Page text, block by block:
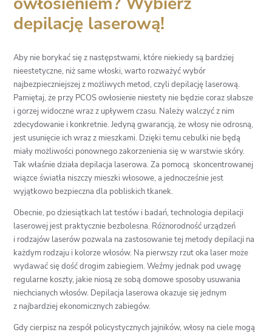
depilację laserową!
Aby nie borykać się z następstwami, które niekiedy są bardziej
nieestetyczne, niż same włoski, warto rozważyć wybór
najbezpieczniejszej z możliwych metod, czyli depilację laserową.
Pamiętaj, że przy PCOS owłosienie niestety nie będzie coraz słabsze
i gorzej widoczne wraz z upływem czasu. Należy walczyć z nim
zdecydowanie i konkretnie. Jedyną gwarancją, że włosy nie odrosną,
jest usunięcie ich wraz z mieszkami. Dzięki temu cebulki nie będą
miały możliwości ponownego zakorzenienia się w warstwie skóry.
Tak właśnie działa depilacja laserowa. Za pomocą skoncentrowanej
wiązce światła niszczy mieszki włosowe, a jednocześnie jest
wyjątkowo bezpieczna dla pobliskich tkanek.
Obecnie, po dziesiątkach lat testów i badań, technologia depilacji
laserowej jest praktycznie bezbolesna. Różnorodność urządzeń
i rodzajów laserów pozwala na zastosowanie tej metody depilacji na
każdym rodzaju i kolorze włosów. Na pierwszy rzut oka laser może
wydawać się dość drogim zabiegiem. Weźmy jednak pod uwagę
regularne koszty, jakie niosą ze sobą domowe sposoby usuwania
niechcianych włosów. Depilacja laserowa okazuje się jednym
z najbardziej ekonomicznych zabiegów.
Gdy cierpisz na zespół policystycznych jajników, włosy na ciele mogą